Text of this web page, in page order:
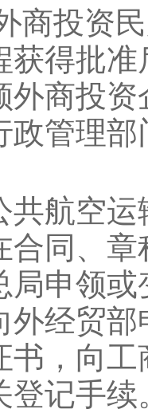
商投资
获得批
外商投资
政管理部
航空运
合同、章
局申领或
外经贸部
书，向工
登记手续